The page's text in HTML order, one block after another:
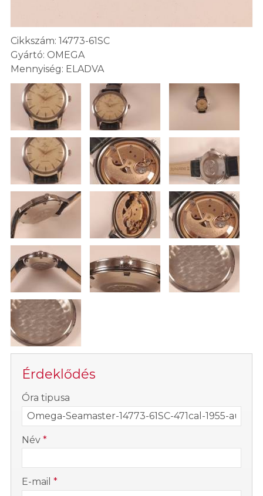
Cikkszám: 14773-61SC
Gyártó: OMEGA
Mennyiség: ELADVA
Érdeklődés
Óra tipusa
Név *
E-mail *